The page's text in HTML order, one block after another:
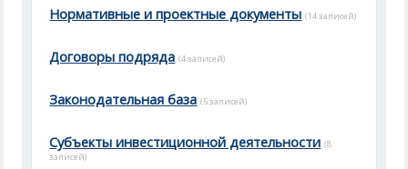
Нормативные и проектные документы (14 записей)
Договоры подряда (4 записей)
Законодательная база (5 записей)
Субъекты инвестиционной деятельности (8
записей)